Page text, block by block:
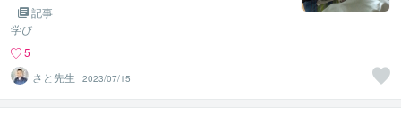
記事
学び
5
さと先生
2023/07/15